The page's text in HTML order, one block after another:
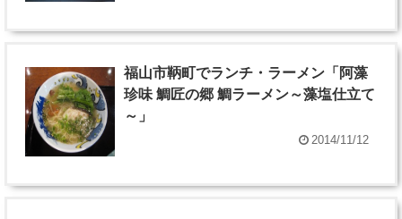
福山市鞆町でランチ・ラーメン「阿藻
珍味 鯛匠の郷 鯛ラーメン～藻塩仕立て
～」
2014/11/12